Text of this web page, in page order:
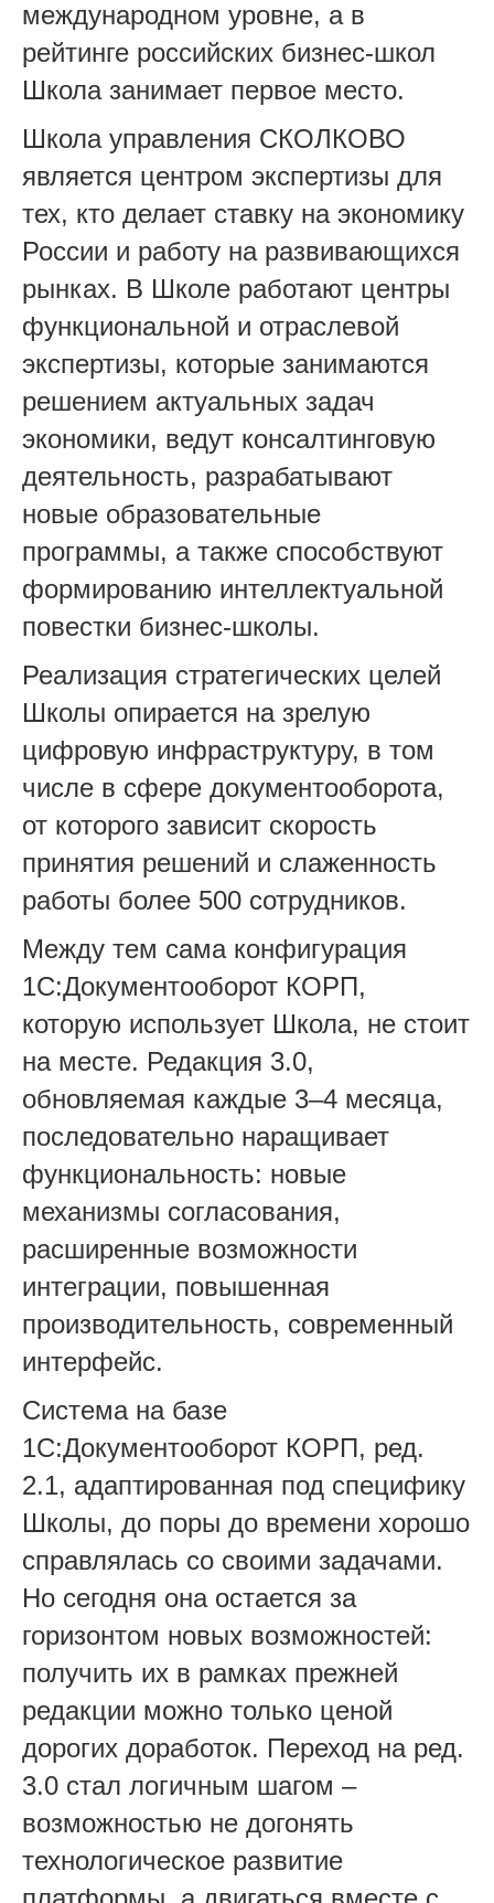
международном уровне, а в
рейтинге российских бизнес-школ
Школа занимает первое место.
Школа управления СКОЛКОВО
является центром экспертизы для
тех, кто делает ставку на экономику
России и работу на развивающихся
рынках. В Школе работают центры
функциональной и отраслевой
экспертизы, которые занимаются
решением актуальных задач
экономики, ведут консалтинговую
деятельность, разрабатывают
новые образовательные
программы, а также способствуют
формированию интеллектуальной
повестки бизнес-школы.
Реализация стратегических целей
Школы опирается на зрелую
цифровую инфраструктуру, в том
числе в сфере документооборота,
от которого зависит скорость
принятия решений и слаженность
работы более 500 сотрудников.
Между тем сама конфигурация
1С:Документооборот КОРП,
которую использует Школа, не стоит
на месте. Редакция 3.0,
обновляемая каждые 3–4 месяца,
последовательно наращивает
функциональность: новые
механизмы согласования,
расширенные возможности
интеграции, повышенная
производительность, современный
интерфейс.
Система на базе
1С:Документооборот КОРП, ред.
2.1, адаптированная под специфику
Школы, до поры до времени хорошо
справлялась со своими задачами.
Но сегодня она остается за
горизонтом новых возможностей:
получить их в рамках прежней
редакции можно только ценой
дорогих доработок. Переход на ред.
3.0 стал логичным шагом –
возможностью не догонять
технологическое развитие